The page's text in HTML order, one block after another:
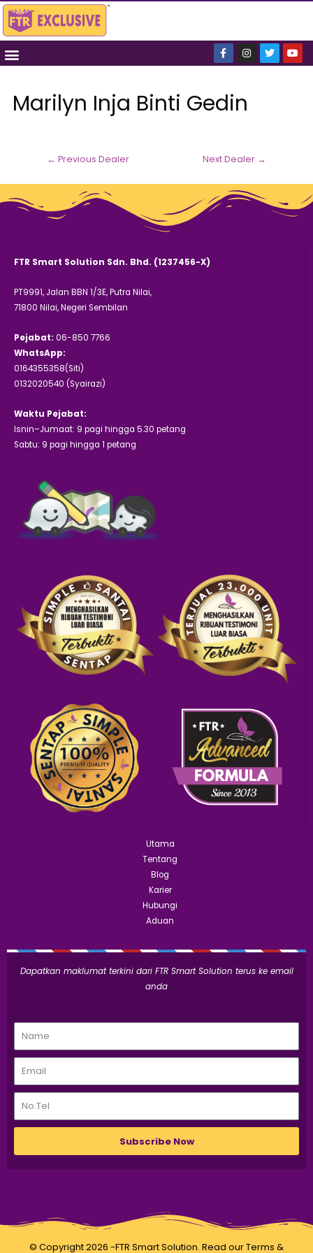
Marilyn Inja Binti Gedin
← Previous Dealer Next Dealer →
FTR Smart Solution Sdn. Bhd. (1237456-X)
PT9991, Jalan BBN 1/3E, Putra Nilai,
71800 Nilai, Negeri Sembilan
Pejabat: 06-850 7766
WhatsApp:
0164355358(Siti)
0132020540 (Syairazi)
Waktu Pejabat:
Isnin–Jumaat: 9 pagi hingga 5.30 petang
Sabtu: 9 pagi hingga 1 petang
Utama
Tentang
Blog
Karier
Hubungi
Aduan
Dapatkan maklumat terkini dari FTR Smart Solution terus ke email
anda
Subscribe Now
© Copyright 2026 -FTR Smart Solution. Read ourTerms &